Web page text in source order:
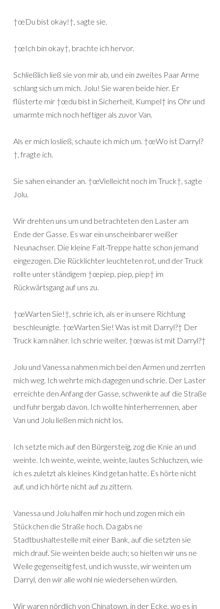
†œDu bist okay!†, sagte sie.
†œIch bin okay†, brachte ich hervor.
Schließlich ließ sie von mir ab, und ein zweites Paar Arme
schlang sich um mich. Jolu! Sie waren beide hier. Er
flüsterte mir †œdu bist in Sicherheit, Kumpel† ins Ohr und
umarmte mich noch heftiger als zuvor Van.
Als er mich losließ, schaute ich mich um. †œWo ist Darryl?
†, fragte ich.
Sie sahen einander an. †œVielleicht noch im Truck†, sagte
Jolu.
Wir drehten uns um und betrachteten den Laster am
Ende der Gasse. Es war ein unscheinbarer weißer
Neunachser. Die kleine Falt-Treppe hatte schon jemand
eingezogen. Die Rücklichter leuchteten rot, und der Truck
rollte unter ständigem †œpiep, piep, piep† im
Rückwärtsgang auf uns zu.
†œWarten Sie!†, schrie ich, als er in unsere Richtung
beschleunigte. †œWarten Sie! Was ist mit Darryl?† Der
Truck kam näher. Ich schrie weiter, †œwas ist mit Darryl?†
Jolu und Vanessa nahmen mich bei den Armen und zerrten
mich weg. Ich wehrte mich dagegen und schrie. Der Laster
erreichte den Anfang der Gasse, schwenkte auf die Straße
und fuhr bergab davon. Ich wollte hinterherrennen, aber
Van und Jolu ließen mich nicht los.
Ich setzte mich auf den Bürgersteig, zog die Knie an und
weinte. Ich weinte, weinte, weinte, lautes Schluchzen, wie
ich es zuletzt als kleines Kind getan hatte. Es hörte nicht
auf, und ich hörte nicht auf zu zittern.
Vanessa und Jolu halfen mir hoch und zogen mich ein
Stückchen die Straße hoch. Da gabs ne
Stadtbushaltestelle mit einer Bank, auf die setzten sie
mich drauf. Sie weinten beide auch; so hielten wir uns ne
Weile gegenseitig fest, und ich wusste, wir weinten um
Darryl, den wir alle wohl nie wiedersehen würden.
Wir waren nördlich von Chinatown, in der Ecke, wo es in